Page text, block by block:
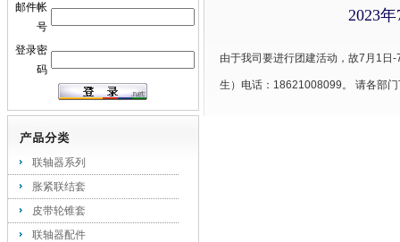
2023
由于我司要进行团建活动，故7月1日
生）电话：18621008099。 请各部
邮件帐
号
登录密
码
联轴器系列
胀紧联结套
皮带轮锥套
联轴器配件